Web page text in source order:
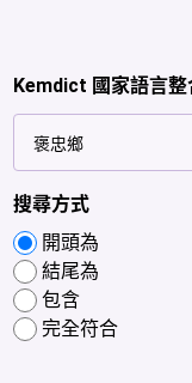
Kemdict 國家語言整
搜尋方式
開頭為
結尾為
包含
完全符合